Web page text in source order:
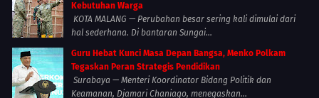
Kebutuhan Warga
KOTA MALANG — Perubahan besar sering kali dimulai dari
hal sederhana. Di bantaran Sungai...
Guru Hebat Kunci Masa Depan Bangsa, Menko Polkam
Tegaskan Peran Strategis Pendidikan
Surabaya — Menteri Koordinator Bidang Politik dan
Keamanan, Djamari Chaniago, menegaskan...